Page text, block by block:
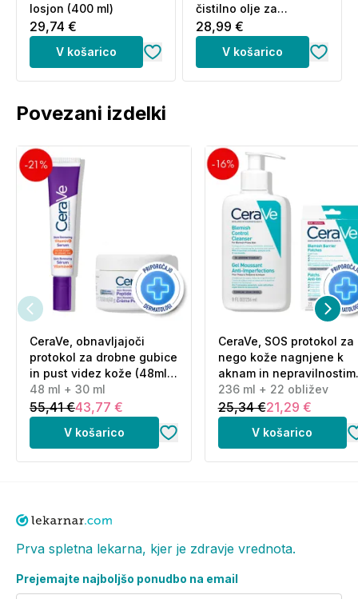
losjon (400 ml)
29,74 €
V košarico
čistilno olje za
tuširanje (750 ml)
28,99 €
V košarico
Povezani izdelki
CeraVe, obnavljajoči
protokol za drobne gubice
in pust videz kože (48ml
+ 30 ml)
48 ml + 30 ml
55,41 €43,77 €
V košarico
CeraVe, SOS protokol za
nego kože nagnjene k
aknam in nepravilnostim
(236 ml + 22 obližev)
236 ml + 22 obližev
25,34 €21,29 €
V košarico
Prva spletna lekarna, kjer je zdravje vrednota.
Prejemajte najboljšo ponudbo na email